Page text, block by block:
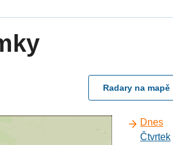
Radary na mapě
Dnes
Čtvrtek